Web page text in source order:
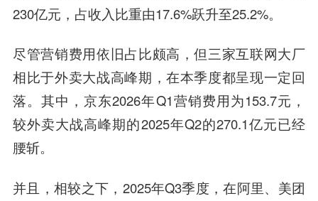
230亿元，占收入比重由17.6%跃升至25.2%。
尽管营销费用依旧占比颇高，但三家互联网大厂
相比于外卖大战高峰期，在本季度都呈现一定回
落。其中，京东2026年Q1营销费用为153.7元，
较外卖大战高峰期的2025年Q2的270.1亿元已经
腰斩。
并且，相较之下，2025年Q3季度，在阿里、美团